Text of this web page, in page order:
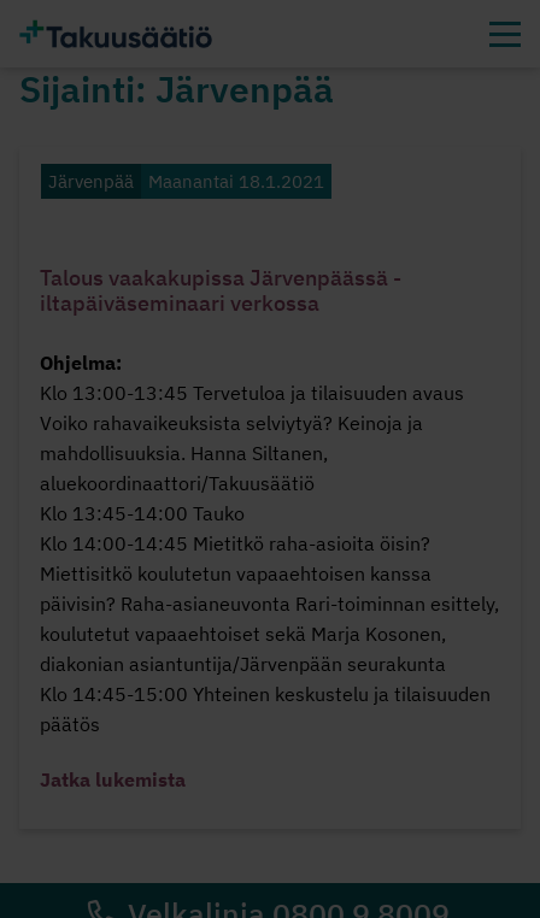
Sijainti: Järvenpää
Järvenpää Maanantai 18.1.2021
Talous vaakakupissa Järvenpäässä -
iltapäiväseminaari verkossa
Ohjelma:
Klo 13:00-13:45 Tervetuloa ja tilaisuuden avaus
Voiko rahavaikeuksista selviytyä? Keinoja ja
mahdollisuuksia. Hanna Siltanen,
aluekoordinaattori/Takuusäätiö
Klo 13:45-14:00 Tauko
Klo 14:00-14:45 Mietitkö raha-asioita öisin?
Miettisitkö koulutetun vapaaehtoisen kanssa
päivisin? Raha-asianeuvonta Rari-toiminnan esittely,
koulutetut vapaaehtoiset sekä Marja Kosonen,
diakonian asiantuntija/Järvenpään seurakunta
Klo 14:45-15:00 Yhteinen keskustelu ja tilaisuuden
päätös
Jatka lukemista